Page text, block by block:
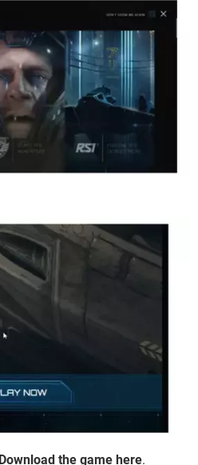
Download the game here.